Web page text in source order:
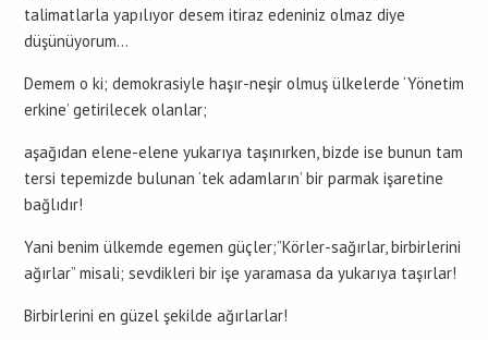
talimatlarla yapılıyor desem itiraz edeniniz olmaz diye
düşünüyorum…
Demem o ki; demokrasiyle haşır-neşir olmuş ülkelerde ‘Yönetim
erkine’ getirilecek olanlar;
aşağıdan elene-elene yukarıya taşınırken, bizde ise bunun tam
tersi tepemizde bulunan ‘tek adamların’ bir parmak işaretine
bağlıdır!
Yani benim ülkemde egemen güçler;”Körler-sağırlar, birbirlerini
ağırlar” misali; sevdikleri bir işe yaramasa da yukarıya taşırlar!
Birbirlerini en güzel şekilde ağırlarlar!